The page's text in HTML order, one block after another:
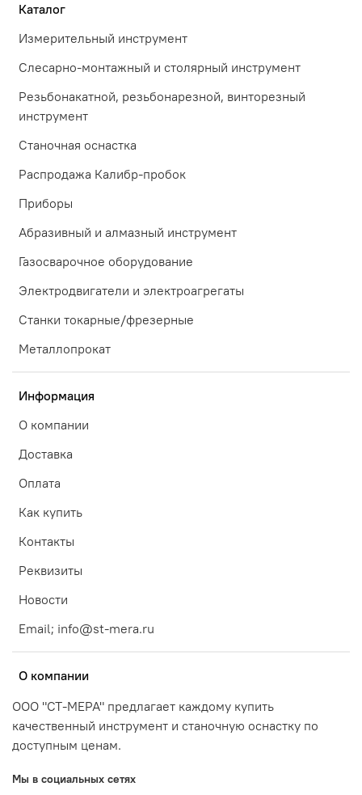
Каталог
Измерительный инструмент
Слесарно-монтажный и столярный инструмент
Резьбонакатной, резьбонарезной, винторезный
инструмент
Станочная оснастка
Распродажа Калибр-пробок
Приборы
Абразивный и алмазный инструмент
Газосварочное оборудование
Электродвигатели и электроагрегаты
Станки токарные/фрезерные
Металлопрокат
Информация
О компании
Доставка
Оплата
Как купить
Контакты
Реквизиты
Новости
Email; info@st-mera.ru
О компании
ООО "СТ-МЕРА" предлагает каждому купить
качественный инструмент и станочную оснастку по
доступным ценам.
Мы в социальных сетях